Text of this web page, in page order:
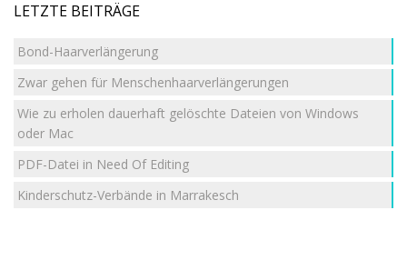
LETZTE BEITRÄGE
Bond-Haarverlängerung
Zwar gehen für Menschenhaarverlängerungen
Wie zu erholen dauerhaft gelöschte Dateien von Windows
oder Mac
PDF-Datei in Need Of Editing
Kinderschutz-Verbände in Marrakesch